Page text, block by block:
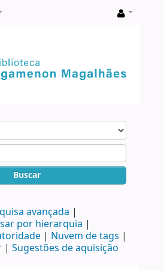
Buscar
avançada
por hierarquia
Nuvem de tags
Sugestões de aquisição